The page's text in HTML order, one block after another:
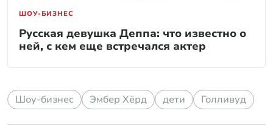
ШОУ-БИЗНЕС
Русская девушка Деппа: что известно о
ней, с кем еще встречался актер
Шоу-бизнес Эмбер Хёрд дети Голливуд